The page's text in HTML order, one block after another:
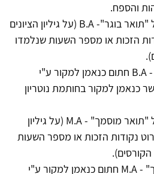
והספח.
גיליון ציונים מקורי של "תואר בוגר"- B.A (על גיליון הציונים
הזכות או מספר השעות שנלמדו
צילום תעודת "בוגר" - B.A חתום כנאמן למקור ע"י
כנאמן למקור בחותמת נוטריון
גיליון ציונים מקורי של "תואר מוסמך" - M.A (על גיליון
נקודות הזכות או מספר השעות
צילום תעודת "מוסמך" - M.A חתום כנאמן למקור ע"י